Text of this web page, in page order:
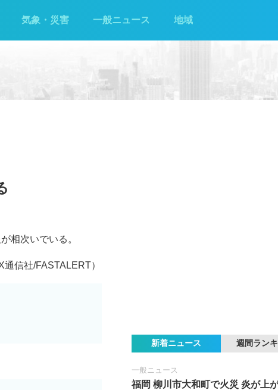
気象・災害 一般ニュース 地域
相次いでいる。
信社/FASTALERT）
新着ニュース 週間ラン
一般ニュース
福岡 柳川市大和町で火災 炎が上